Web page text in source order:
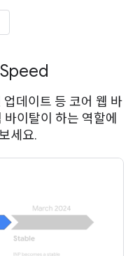
데이트 등 코어 웹 바
이탈이 하는 역할에
세요.